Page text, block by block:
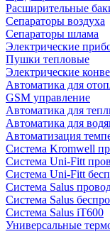
Расширительные
Сепараторы воздуха
Сепараторы шлама
Электрические
Пушки тепловые
Электрические
Автоматика для
GSM управление
Автоматика для
Автоматика для
Автоматизация
Система Kromwell
Система Uni-Fitt
Система Uni-Fitt
Система Salus
Система Salus
Система Salus iT600
Универсальные